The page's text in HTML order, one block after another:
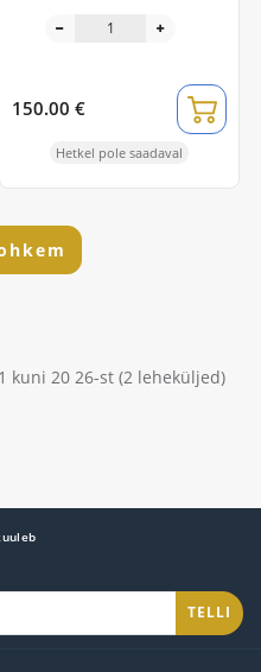
asutamise 60. aastapäev
150.00 €
Hetkel pole saadaval
kuni 20 26-st (2 leheküljed)
TELLI